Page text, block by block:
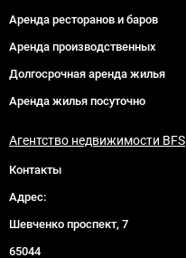
Аренда ресторанов и баров
Аренда производственных
Долгосрочная аренда жилья
Аренда жилья посуточно
Агентство недвижимости BFS
Контакты
Адрес:
Шевченко проспект, 7
65044